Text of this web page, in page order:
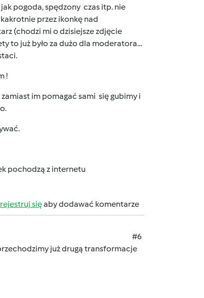
pogoda, spędzony czas itp. nie
przez ikonkę nad
(chodzi mi o dzisiejsze zdjęcie
to już było za dużo dla moderatora…
!
im pomagać sami się gubimy i
pochodzą z internetu
sięaby dodawać komentarze
#6
już drugą transformacje